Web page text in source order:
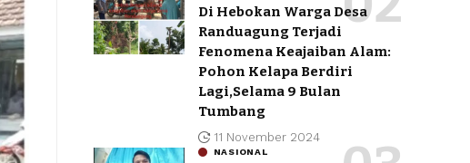
Di Hebokan Warga Desa
Randuagung Terjadi
Fenomena Keajaiban Alam:
Pohon Kelapa Berdiri
Lagi,Selama 9 Bulan
Tumbang
11 November 2024
NASIONAL